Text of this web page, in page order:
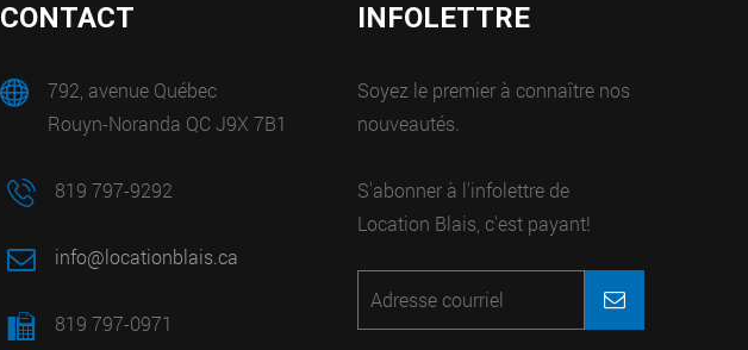
CONTACT
792, avenue Québec
Rouyn-Noranda QC J9X 7B1
819 797-9292
info@locationblais.ca
819 797-0971
INFOLETTRE
Soyez le premier à connaître nos
nouveautés.
S'abonner à l'infolettre de
Location Blais, c'est payant!